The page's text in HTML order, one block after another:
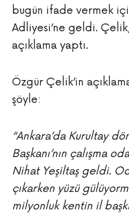
bugün ifade vermek
Adliyesi’ne geldi.
açıklama yaptı.
Özgür Çelik’in
şöyle:
“Ankara’da Kurultay
Başkanı’nın çalışma
Nihat Yeşiltaş geldi.
çıkarken yüzü
milyonluk kentin il